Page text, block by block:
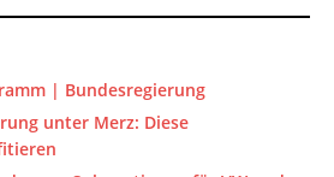
| Bundesregierung
unter Merz: Diese